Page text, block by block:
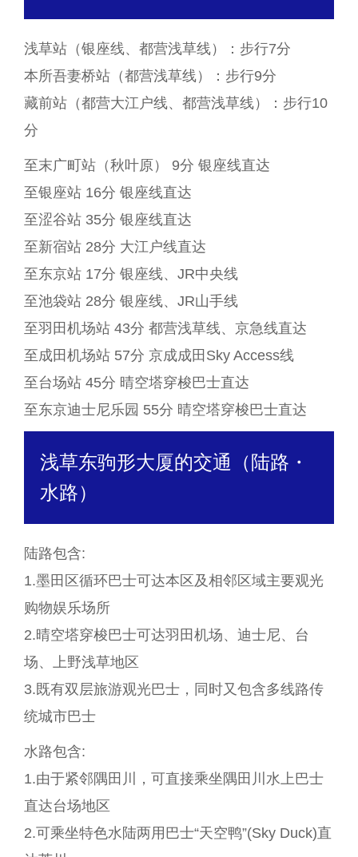
浅草站（银座线、都营浅草线）：步行7分
本所吾妻桥站（都营浅草线）：步行9分
藏前站（都营大江户线、都营浅草线）：步行10
分
至末广町站（秋叶原） 9分 银座线直达
至银座站 16分 银座线直达
至涩谷站 35分 银座线直达
至新宿站 28分 大江户线直达
至东京站 17分 银座线、JR中央线
至池袋站 28分 银座线、JR山手线
至羽田机场站 43分 都营浅草线、京急线直达
至成田机场站 57分 京成成田Sky Access线
至台场站 45分 晴空塔穿梭巴士直达
至东京迪士尼乐园 55分 晴空塔穿梭巴士直达
浅草东驹形大厦的交通 （陆路・
水路）
陆路包含:
1.墨田区循环巴士可达本区及相邻区域主要观光
购物娱乐场所
2.晴空塔穿梭巴士可达羽田机场、迪士尼、台
场、上野浅草地区
3.既有双层旅游观光巴士，同时又包含多线路传
统城市巴士
水路包含:
1.由于紧邻隅田川，可直接乘坐隅田川水上巴士
直达台场地区
2.可乘坐特色水陆两用巴士“天空鸭”(Sky Duck)直